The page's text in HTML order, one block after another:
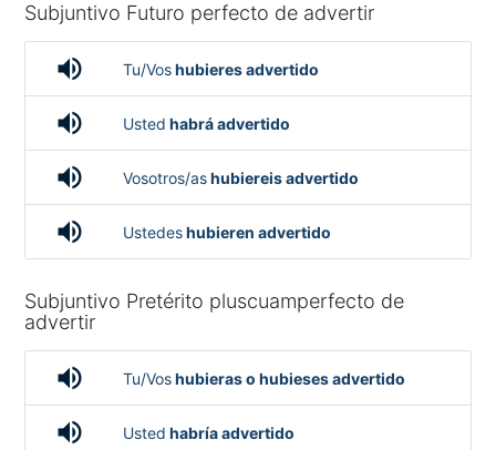
Subjuntivo Futuro perfecto de advertir
volume_up Tu/Voshubieres advertido
volume_up Usted habrá advertido
volume_up Vosotros/ashubiereis advertido
volume_up Ustedeshubieren advertido
Subjuntivo Pretérito pluscuamperfecto de
advertir
volume_up Tu/Voshubieras o hubieses advertido
volume_up Usted habría advertido